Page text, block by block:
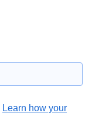
Learn how your